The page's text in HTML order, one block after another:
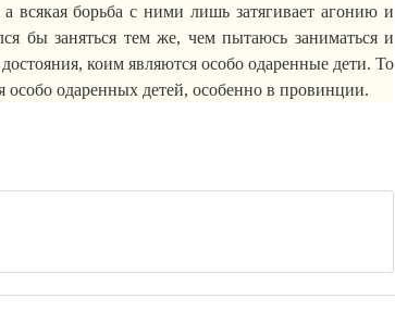
всякая борьба с ними лишь затягивает агонию и
бы заняться тем же, чем пытаюсь заниматься и
коим являются особо одаренные дети. То
одаренных детей, особенно в провинции.